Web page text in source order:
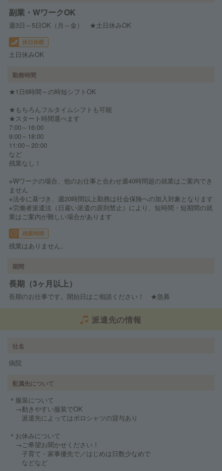
副業・WワークOK
週3日～5日OK（月～金） ★土日休みOK
休日休暇
土日休みOK
勤務時間
★1日6時間～の時短シフトOK
★もちろんフルタイムシフトも可能
★スタート時間選べます
7:00～16:00
9:00～18:00
11:00～20:00
など
残業なし！
※Wワークの場合、他のお仕事と合わせ週40時間超の就業はご案内でき
ません
※法令に基づき、週20時間以上勤務は社会保険への加入対象となります
※労働者派遣法（日雇い派遣の原則禁止）により、短時間・短期間の就
業はご案内が難しい場合があります
残業時間
残業はありません。
期間
長期（3ヶ月以上）
長期のお仕事です。開始日はご相談ください！ ★急募
派遣先の情報
社名
病院
配属先について
＊服装について
→動きやすい服装でOK
派遣先によってはポロシャツの貸与あり
＊お休みについて
→ご希望お聞かせください！
子育て・家事優先で／はじめは日数少なめで
などなど